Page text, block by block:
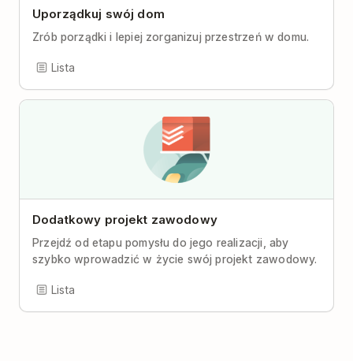
Uporządkuj swój dom
Zrób porządki i lepiej zorganizuj przestrzeń w domu.
Lista
Dodatkowy projekt zawodowy
Przejdź od etapu pomysłu do jego realizacji, aby
szybko wprowadzić w życie swój projekt zawodowy.
Lista